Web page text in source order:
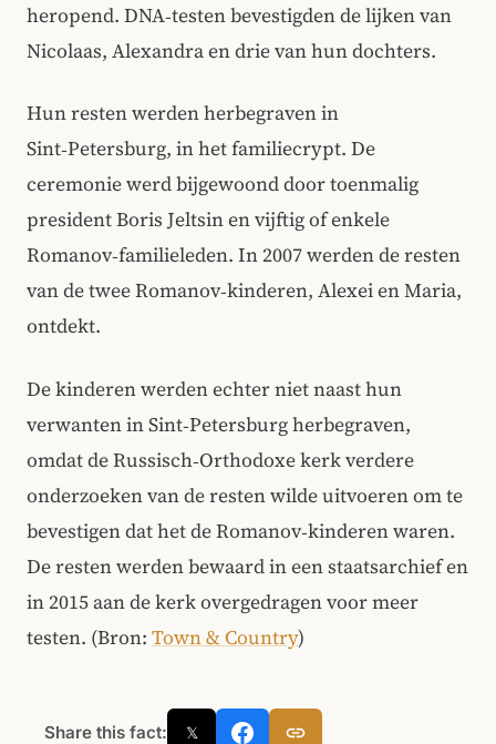
heropend. DNA‑testen bevestigden de lijken van
Nicolaas, Alexandra en drie van hun dochters.
Hun resten werden herbegraven in
Sint‑Petersburg, in het familiecrypt. De
ceremonie werd bijgewoond door toenmalig
president Boris Jeltsin en vijftig of enkele
Romanov‑familieleden. In 2007 werden de resten
van de twee Romanov‑kinderen, Alexei en Maria,
ontdekt.
De kinderen werden echter niet naast hun
verwanten in Sint‑Petersburg herbegraven,
omdat de Russisch‑Orthodoxe kerk verdere
onderzoeken van de resten wilde uitvoeren om te
bevestigen dat het de Romanov‑kinderen waren.
De resten werden bewaard in een staatsarchief en
in 2015 aan de kerk overgedragen voor meer
testen. (Bron: Town & Country)
Share this fact: 𝕏